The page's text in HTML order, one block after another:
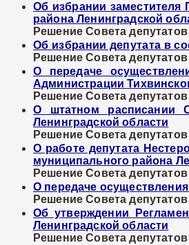
Об избрании заместителя
района Ленинградской
Решение Совета депутатов
Об избрании депутата в
Решение Совета депутатов
О передаче
Администрации
Решение Совета депутатов
О штатном расписании
Ленинградской области
Решение Совета депутатов
О работе депутата
муниципального района
Решение Совета депутатов
О передаче
Решение Совета депутатов
Об утверждении
Ленинградской области
Решение Совета депутатов